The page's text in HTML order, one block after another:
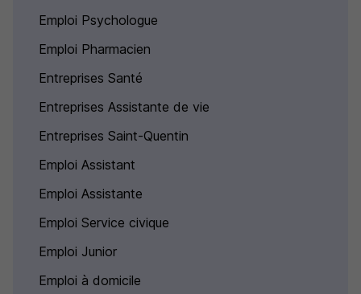
Emploi Psychologue
Emploi Pharmacien
Entreprises Santé
Entreprises Assistante de vie
Entreprises Saint-Quentin
Emploi Assistant
Emploi Assistante
Emploi Service civique
Emploi Junior
Emploi à domicile